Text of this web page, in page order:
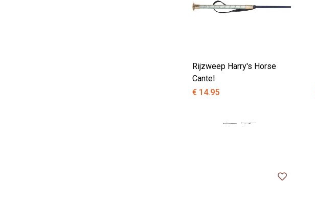
Rijzweep Harry's Horse
Cantel
€ 14.95